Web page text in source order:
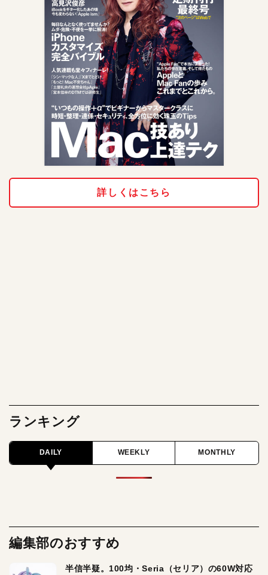
詳しくはこちら
ランキング
DAILY WEEKLY MONTHLY
編集部のおすすめ
半信半疑。100均・Seria（セリア）の60W対応